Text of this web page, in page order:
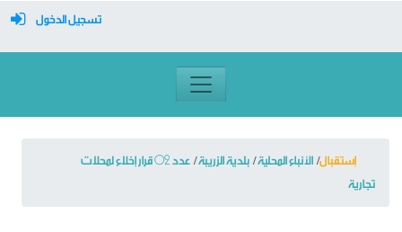
تسجيل الدخول
معرف تسجيل الدخول
إستقبال الأنباء المحلية بلدية الزريبة
عدد 02 قرار إخلاء لمحلات
تجارية